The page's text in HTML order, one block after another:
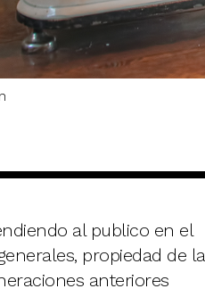
al publico en el
propiedad de la
anteriores